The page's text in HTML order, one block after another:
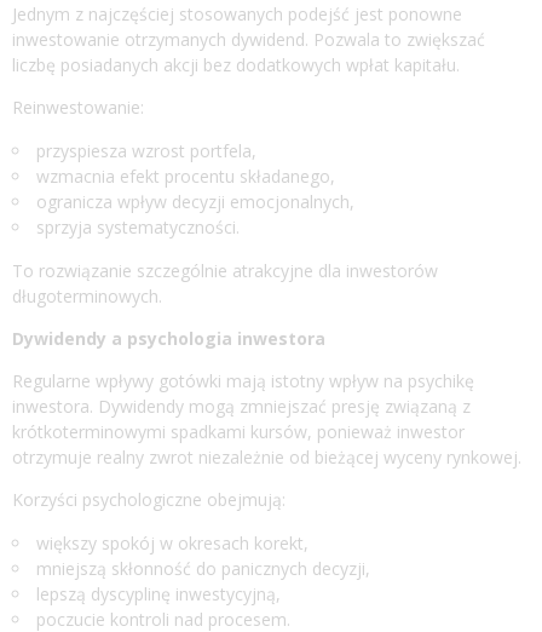
Jednym z najczęściej stosowanych podejść jest ponowne
inwestowanie otrzymanych dywidend. Pozwala to zwiększać
liczbę posiadanych akcji bez dodatkowych wpłat kapitału.
Reinwestowanie:
przyspiesza wzrost portfela,
wzmacnia efekt procentu składanego,
ogranicza wpływ decyzji emocjonalnych,
sprzyja systematyczności.
To rozwiązanie szczególnie atrakcyjne dla inwestorów
długoterminowych.
Dywidendy a psychologia inwestora
Regularne wpływy gotówki mają istotny wpływ na psychikę
inwestora. Dywidendy mogą zmniejszać presję związaną z
krótkoterminowymi spadkami kursów, ponieważ inwestor
otrzymuje realny zwrot niezależnie od bieżącej wyceny rynkowej.
Korzyści psychologiczne obejmują:
większy spokój w okresach korekt,
mniejszą skłonność do panicznych decyzji,
lepszą dyscyplinę inwestycyjną,
poczucie kontroli nad procesem.